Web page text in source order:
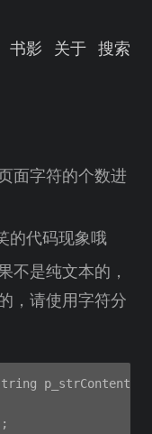
书影 关于 搜索
面字符的个数进
的代码现象哦
不是纯文本的，
，请使用字符分
p_strContent)//